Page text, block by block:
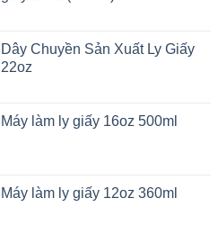
Dây Chuyền Sản Xuất Ly Giấy
22oz
Máy làm ly giấy 16oz 500ml
Máy làm ly giấy 12oz 360ml